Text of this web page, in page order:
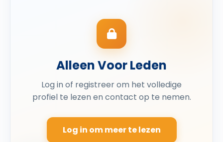
Alleen Voor Leden
Log in of registreer om het volledige
profiel te lezen en contact op te nemen.
Log in om meer te lezen